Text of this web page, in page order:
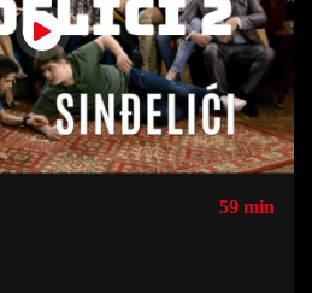
59 min